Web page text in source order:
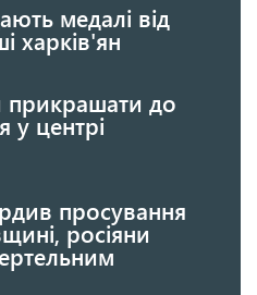
медалі від
харків'ян
прикрашати до
у центрі
просування
росіяни